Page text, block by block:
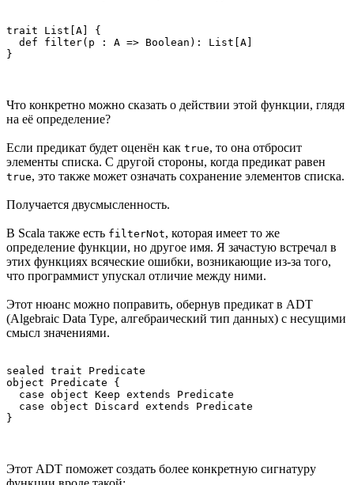
trait List[A] {
  def filter(p : A => Boolean): List[A]
}
Что конкретно можно сказать о действии этой функции, глядя
на её определение?
Если предикат будет оценён как true, то она отбросит
элементы списка. С другой стороны, когда предикат равен
true, это также может означать сохранение элементов списка.
Получается двусмысленность.
В Scala также есть filterNot, которая имеет то же
определение функции, но другое имя. Я зачастую встречал в
этих функциях всяческие ошибки, возникающие из-за того,
что программист упускал отличие между ними.
Этот нюанс можно поправить, обернув предикат в ADT
(Algebraic Data Type, алгебраический тип данных) с несущими
смысл значениями.
sealed trait Predicate
object Predicate {
  case object Keep extends Predicate
  case object Discard extends Predicate
}
Этот ADT поможет создать более конкретную сигнатуру